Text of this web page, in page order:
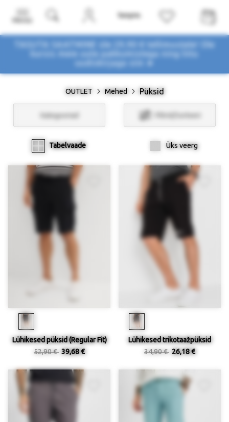
TASUTA SAATMINE üle 29,90 € tellimustele! Ole
kursis meie uute pakkumistega
uudiskirjaga siin ➤
OUTLET Mehed Püksid
Kategooriad Filtrid/Sorteeri
Tabelvaade Üks veerg
Lühikesed püksid (Regular Fit)
52,90 € 39,68 €
Lühikesed trikotaažpüksid
34,90 € 26,18 €